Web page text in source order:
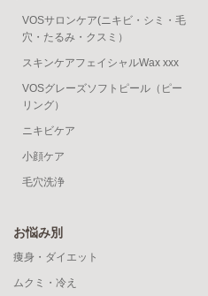
VOSサロンケア(ニキビ・シミ・毛
穴・たるみ・クスミ）
スキンケアフェイシャルWax xxx
VOSグレーズソフトピール（ピー
リング）
ニキビケア
小顔ケア
毛穴洗浄
お悩み別
痩身・ダイエット
ムクミ・冷え